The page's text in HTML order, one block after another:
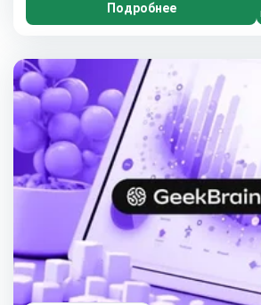
Подробнее